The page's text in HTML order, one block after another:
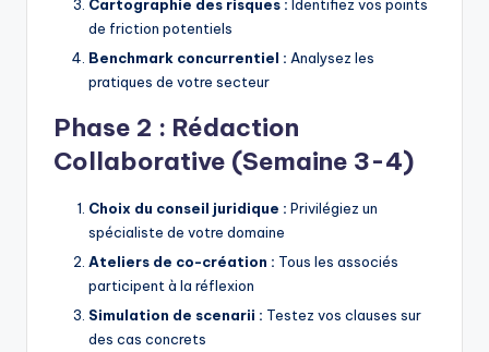
Cartographie des risques : Identifiez vos points
de friction potentiels
Benchmark concurrentiel : Analysez les
pratiques de votre secteur
Phase 2 : Rédaction
Collaborative (Semaine 3-4)
Choix du conseil juridique : Privilégiez un
spécialiste de votre domaine
Ateliers de co-création : Tous les associés
participent à la réflexion
Simulation de scenarii : Testez vos clauses sur
des cas concrets